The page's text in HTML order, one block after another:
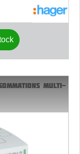
MULTI-